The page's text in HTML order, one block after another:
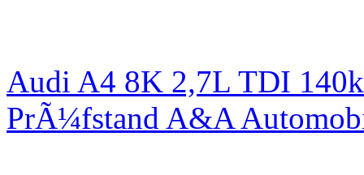
Audi A4 8K 2,7L TDI
PrÃ¼fstand A&A